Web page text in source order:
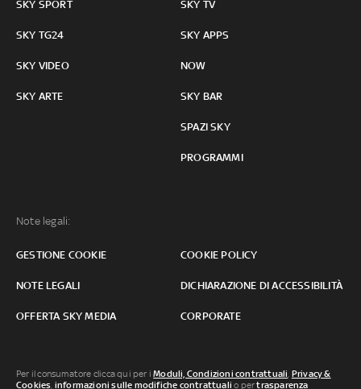
SKY SPORT
SKY TG24
SKY VIDEO
SKY ARTE
SKY TV
SKY APPS
NOW
SKY BAR
SPAZI SKY
PROGRAMMI
Note legali:
GESTIONE COOKIE COOKIE POLICY
NOTE LEGALI DICHIARAZIONE DI ACCESSIBILITÀ
OFFERTA SKY MEDIA CORPORATE
Per il consumatore clicca qui per iModuli, Condizioni contrattuali, Privacy &
Cookies, informazioni sulle modifiche contrattuali o pertrasparenza